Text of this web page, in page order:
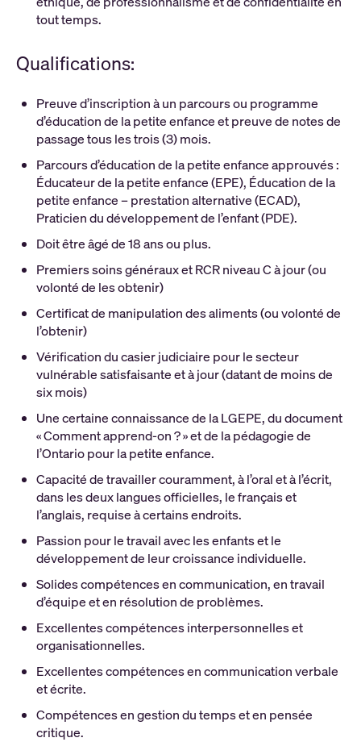
tout temps.
Qualifications:
Preuve d’inscription à un parcours ou programme
d’éducation de la petite enfance et preuve de notes de
passage tous les trois (3) mois.
Parcours d’éducation de la petite enfance approuvés :
Éducateur de la petite enfance (EPE), Éducation de la
petite enfance – prestation alternative (ECAD),
Praticien du développement de l’enfant (PDE).
Doit être âgé de 18 ans ou plus.
Premiers soins généraux et RCR niveau C à jour (ou
volonté de les obtenir)
Certificat de manipulation des aliments (ou volonté de
l’obtenir)
Vérification du casier judiciaire pour le secteur
vulnérable satisfaisante et à jour (datant de moins de
six mois)
Une certaine connaissance de la LGEPE, du document
« Comment apprend-on ? » et de la pédagogie de
l’Ontario pour la petite enfance.
Capacité de travailler couramment, à l’oral et à l’écrit,
dans les deux langues officielles, le français et
l’anglais, requise à certains endroits.
Passion pour le travail avec les enfants et le
développement de leur croissance individuelle.
Solides compétences en communication, en travail
d’équipe et en résolution de problèmes.
Excellentes compétences interpersonnelles et
organisationnelles.
Excellentes compétences en communication verbale
et écrite.
Compétences en gestion du temps et en pensée
critique.